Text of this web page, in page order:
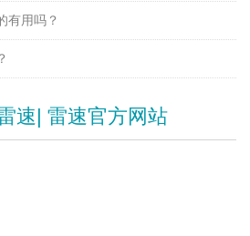
有用吗？
速| 雷速官方网站